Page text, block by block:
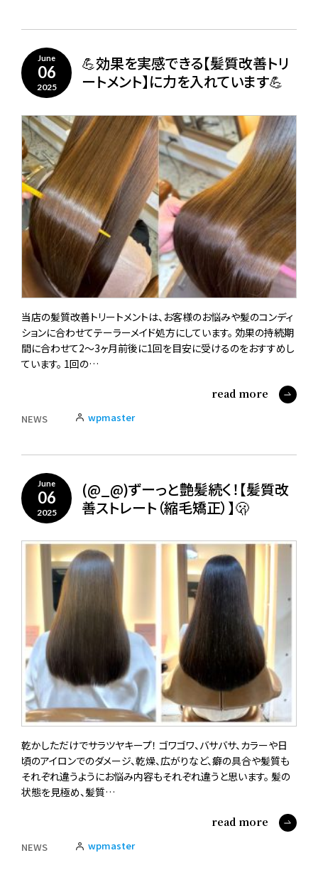
June
06
2025
💪効果を実感できる【髪質改善トリ
ートメント】に力を入れています💪
当店の髪質改善トリートメントは、お客様のお悩みや髪のコンディ
ションに合わせてテーラーメイド処方にしています。 効果の持続期
間に合わせて2～3ヶ月前後に1回を目安に受けるのをおすすめし
ています。 1回の…
read more
NEWS wpmaster
June
06
2025
(@_@)ずーっと艶髪続く！【髪質改
善ストレート（縮毛矯正）】🫢
乾かしただけでサラツヤキープ！ ゴワゴワ、バサバサ、カラーや日
頃のアイロンでのダメージ、乾燥、広がりなど、癖の具合や髪質も
それぞれ違うようにお悩み内容もそれぞれ違うと思います。 髪の
状態を見極め、髪質…
read more
NEWS wpmaster